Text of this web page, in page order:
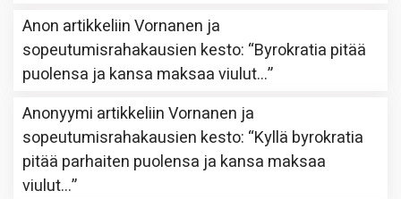
Anon artikkeliinVornanen ja
sopeutumisrahakausien kesto: “Byrokratia pitää
puolensa ja kansa maksaa viulut…”
Anonyymi artikkeliinVornanen ja
sopeutumisrahakausien kesto: “Kyllä byrokratia
pitää parhaiten puolensa ja kansa maksaa
viulut…”